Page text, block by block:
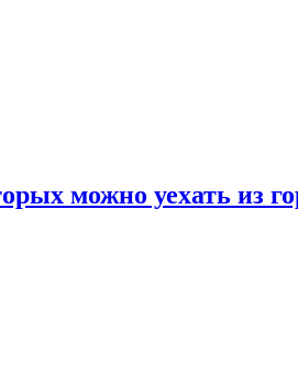
можно уехать из